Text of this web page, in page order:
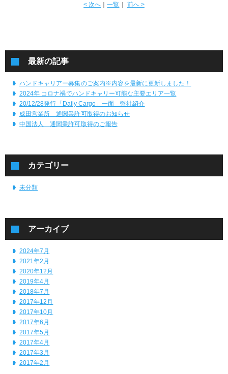
< 次へ ｜一覧 ｜ 前へ >
最新の記事
ハンドキャリアー募集のご案内※内容を最新に更新しました！
2024年 コロナ禍でハンドキャリー可能な主要エリア一覧
20/12/28発行「Daily Cargo」一面 弊社紹介
成田営業所 通関業許可取得のお知らせ
中国法人 通関業許可取得のご報告
カテゴリー
未分類
アーカイブ
2024年7月
2021年2月
2020年12月
2019年4月
2018年7月
2017年12月
2017年10月
2017年6月
2017年5月
2017年4月
2017年3月
2017年2月